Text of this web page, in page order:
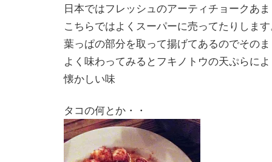
日本ではフレッシュのアーティチョークあ
こちらではよくスーパーに売ってたりしま
葉っぱの部分を取って揚げてあるのでその
よく味わってみるとフキノトウの天ぷらに
懐かしい味
タコの何とか・・